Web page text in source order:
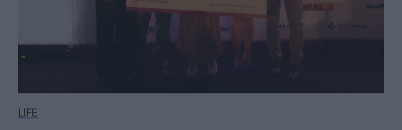
LIFE